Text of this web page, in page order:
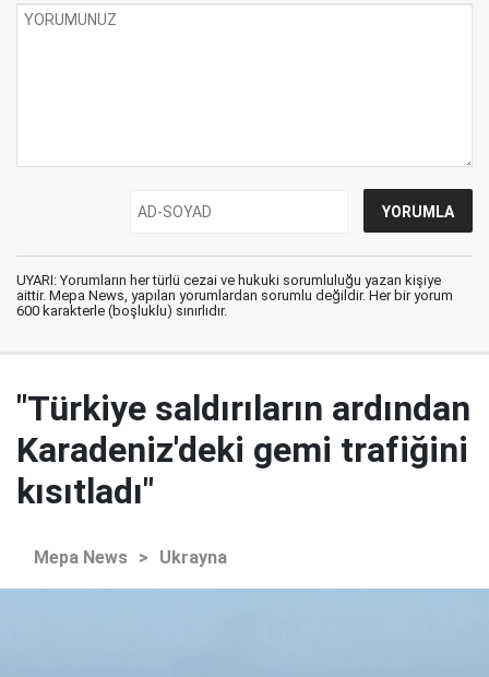
UYARI: Yorumların her türlü cezai ve hukuki sorumluluğu yazan kişiye
aittir. Mepa News, yapılan yorumlardan sorumlu değildir. Her bir yorum
600 karakterle (boşluklu) sınırlıdır.
"Türkiye saldırıların ardından
Karadeniz'deki gemi trafiğini
kısıtladı"
Mepa News > Ukrayna